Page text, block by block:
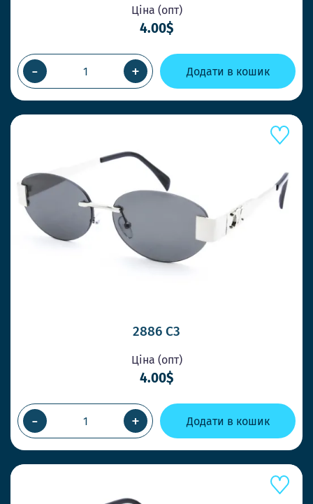
Ціна (опт)
4.00$
- + Додати в кошик
2886 C3
Ціна (опт)
4.00$
- + Додати в кошик